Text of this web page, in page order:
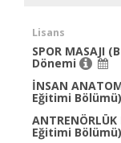
Lisans
SPOR MASAJI
Dönemi
İNSAN
Eğitimi
Eğitimi